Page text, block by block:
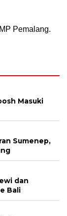
Pemalang.
Masuki
Sumenep,
dan
Bali